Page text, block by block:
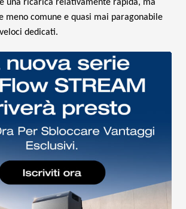
una ricarica relativamente rapida, ma
meno comune e quasi mai paragonabile
dedicati.